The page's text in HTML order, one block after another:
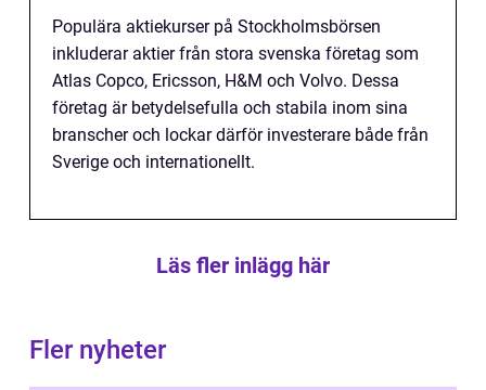
Populära aktiekurser på Stockholmsbörsen
inkluderar aktier från stora svenska företag som
Atlas Copco, Ericsson, H&M och Volvo. Dessa
företag är betydelsefulla och stabila inom sina
branscher och lockar därför investerare både från
Sverige och internationellt.
Läs fler inlägg här
Fler nyheter